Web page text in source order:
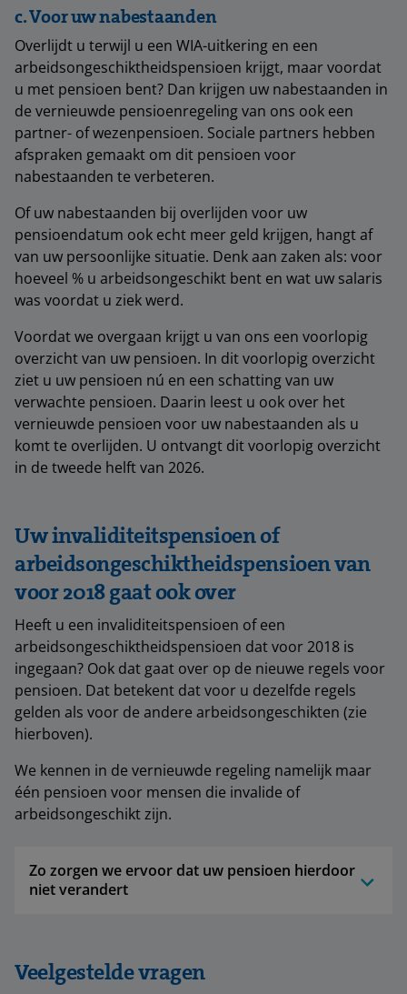
c. Voor uw nabestaanden
Overlijdt u terwijl u een WIA-uitkering en een
arbeidsongeschiktheidspensioen krijgt, maar voordat
u met pensioen bent? Dan krijgen uw nabestaanden in
de vernieuwde pensioenregeling van ons ook een
partner- of wezenpensioen. Sociale partners hebben
afspraken gemaakt om dit pensioen voor
nabestaanden te verbeteren.
Of uw nabestaanden bij overlijden voor uw
pensioendatum ook echt meer geld krijgen, hangt af
van uw persoonlijke situatie. Denk aan zaken als: voor
hoeveel % u arbeidsongeschikt bent en wat uw salaris
was voordat u ziek werd.
Voordat we overgaan krijgt u van ons een voorlopig
overzicht van uw pensioen. In dit voorlopig overzicht
ziet u uw pensioen nú en een schatting van uw
verwachte pensioen. Daarin leest u ook over het
vernieuwde pensioen voor uw nabestaanden als u
komt te overlijden. U ontvangt dit voorlopig overzicht
in de tweede helft van 2026.
Uw invaliditeitspensioen of
arbeidsongeschiktheidspensioen van
voor 2018 gaat ook over
Heeft u een invaliditeitspensioen of een
arbeidsongeschiktheidspensioen dat voor 2018 is
ingegaan? Ook dat gaat over op de nieuwe regels voor
pensioen. Dat betekent dat voor u dezelfde regels
gelden als voor de andere arbeidsongeschikten (zie
hierboven).
We kennen in de vernieuwde regeling namelijk maar
één pensioen voor mensen die invalide of
arbeidsongeschikt zijn.
Zo zorgen we ervoor dat uw pensioen hierdoor
niet verandert
Veelgestelde vragen